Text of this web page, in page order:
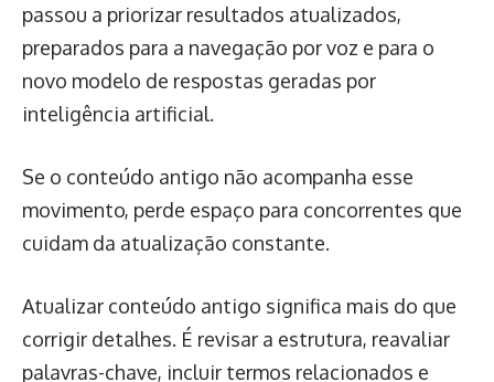
passou a priorizar resultados atualizados,
preparados para a navegação por voz e para o
novo modelo de respostas geradas por
inteligência artificial.
Se o conteúdo antigo não acompanha esse
movimento, perde espaço para concorrentes que
cuidam da atualização constante.
Atualizar conteúdo antigo significa mais do que
corrigir detalhes. É revisar a estrutura, reavaliar
palavras-chave, incluir termos relacionados e